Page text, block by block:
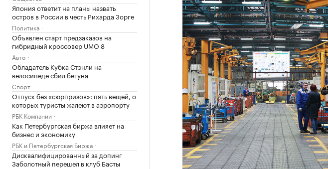
Япония ответит на планы назвать
остров в России в честь Рихарда Зорге
Политика
Объявлен старт предзаказов на
гибридный кроссовер UMO 8
Авто
Обладатель Кубка Стэнли на
велосипеде сбил бегуна
Спорт
Отпуск без «сюрпризов»: пять вещей, о
которых туристы жалеют в аэропорту
РБК Компании
Как Петербургская биржа влияет на
бизнес и экономику
РБК и Петербургская Биржа
Дисквалифицированный за допинг
Заболотный перешел в клуб Басты